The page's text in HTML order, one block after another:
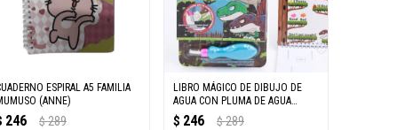
ESPIRAL A5 FAMILIA
(ANNE)
246 $ 289
LIBRO MÁGICO DE DIBUJO DE
AGUA CON PLUMA DE AGUA
(DINOSAURIO)
$ 246 $ 289